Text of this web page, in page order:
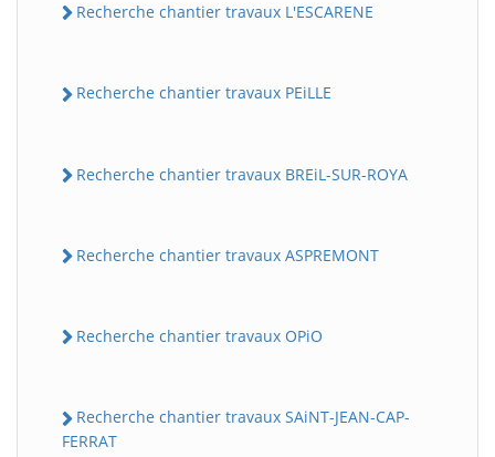
Recherche chantier travaux L'ESCARENE
Recherche chantier travaux PEiLLE
Recherche chantier travaux BREiL-SUR-ROYA
Recherche chantier travaux ASPREMONT
Recherche chantier travaux OPiO
Recherche chantier travaux SAiNT-JEAN-CAP-
FERRAT